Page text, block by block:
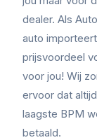
dealer. Als
auto
prijsvoordeel
voor jou! Wij
ervoor dat
laagste BPM
betaald.